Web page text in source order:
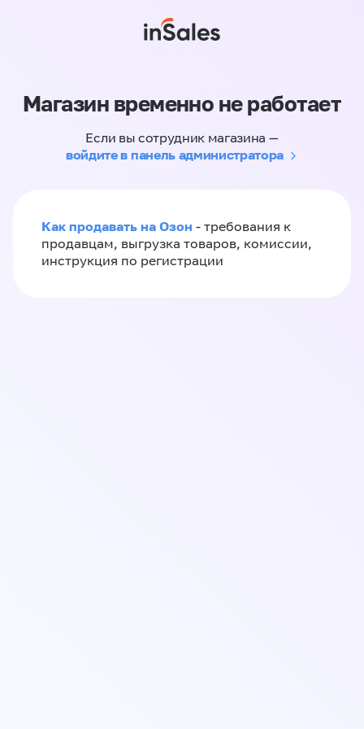
Магазин временно не работает
Если вы сотрудник магазина —
войдите в панель администратора
Как продавать на Озон - требования к
продавцам, выгрузка товаров, комиссии,
инструкция по регистрации